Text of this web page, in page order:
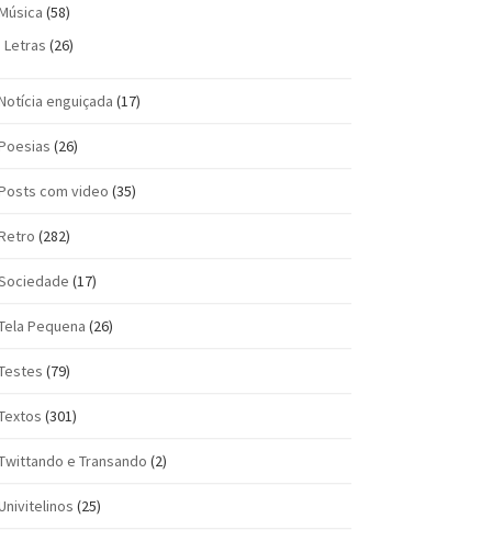
(58)
Letras (26)
enguiçada (17)
(26)
com vi­deo (35)
(282)
(17)
Pequena (26)
(79)
(301)
e Transando (2)
(25)